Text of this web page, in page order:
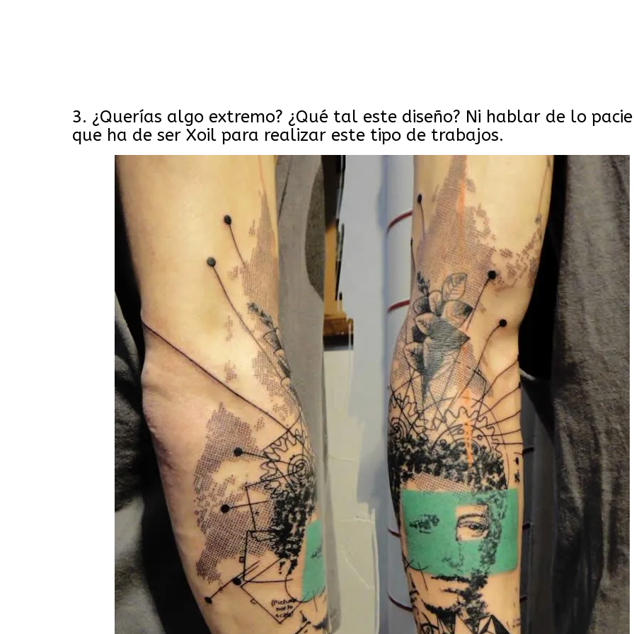
3. ¿Querías algo extremo? ¿Qué tal este diseño? Ni hablar de lo
que ha de ser Xoil para realizar este tipo de trabajos.